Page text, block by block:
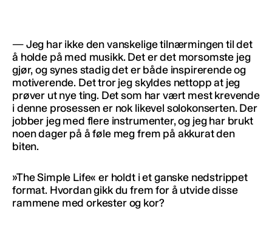
— Jeg har ikke den vanskelige tilnærmingen til det
å holde på med musikk. Det er det morsomste jeg
gjør, og synes stadig det er både inspirerende og
motiverende. Det tror jeg skyldes nettopp at jeg
prøver ut nye ting. Det som har vært mest krevende
i denne prosessen er nok likevel solokonserten. Der
jobber jeg med flere instrumenter, og jeg har brukt
noen dager på å føle meg frem på akkurat den
biten.
»The Simple Life« er holdt i et ganske nedstrippet
format. Hvordan gikk du frem for å utvide disse
rammene med orkester og kor?